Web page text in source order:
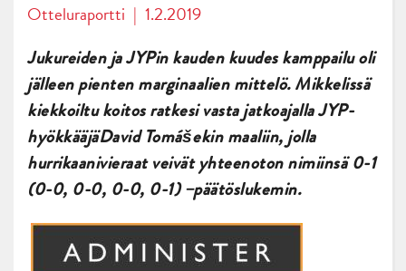
Otteluraportti | 1.2.2019
Jukureiden ja JYPin kauden kuudes kamppailu oli
jälleen pienten marginaalien mittelö. Mikkelissä
kiekkoiltu koitos ratkesi vasta jatkoajalla JYP-
hyökkääjäDavid Tomášekin maaliin, jolla
hurrikaanivieraat veivät yhteenoton nimiinsä 0-1
(0-0, 0-0, 0-0, 0-1) –päätöslukemin.